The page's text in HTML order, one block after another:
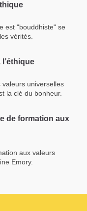
est "bouddhiste" se
vérités.
valeurs universelles
la clé du bonheur.
de formation aux
aux valeurs
Emory.